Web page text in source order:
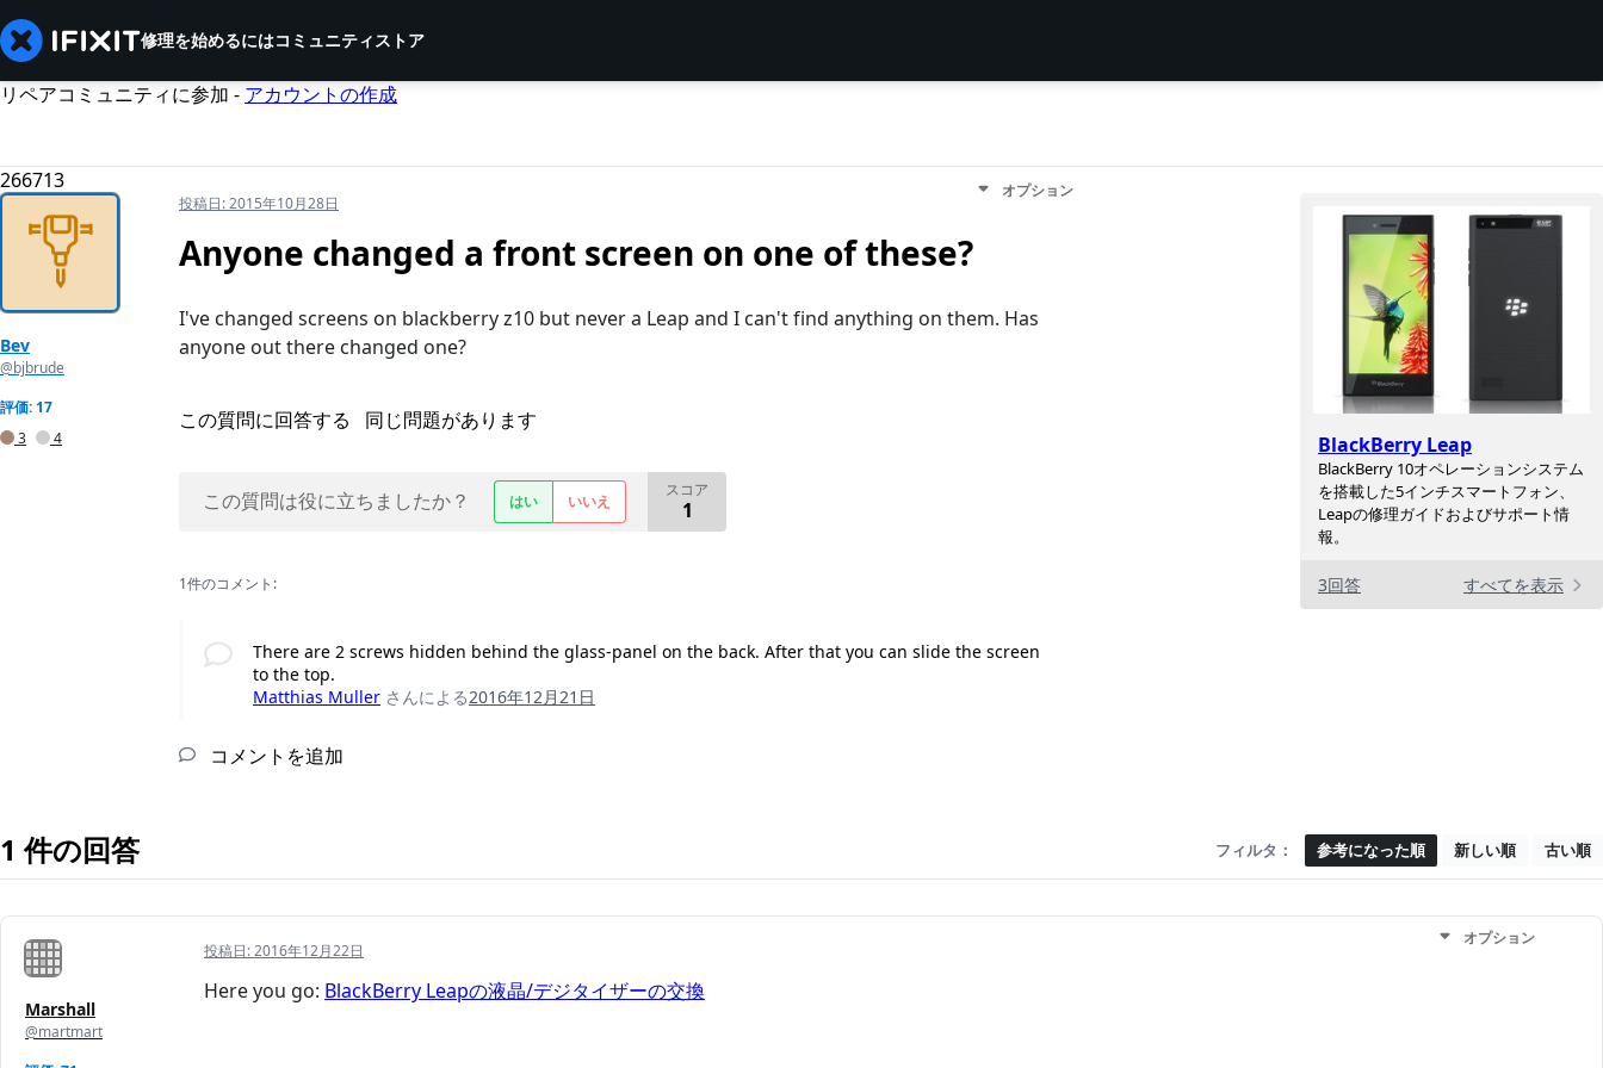
修理を始めるにはコミュニティストア
リペアコミュニティに参加 - アカウントの作成
266713
BlackBerry Leap
BlackBerry 10オペレーションシステム
を搭載した5インチスマートフォン、
Leapの修理ガイドおよびサポート情
報。
3回答 すべてを表示
Bev
@bjbrude
評価: 17
3
4
投稿日:2015年10月28日
オプション
Anyone changed a front screen on one of these?
I've changed screens on blackberry z10 but never a Leap and I can't find anything on them. Has
anyone out there changed one?
この質問に回答する 同じ問題があります
この質問は役に立ちましたか？ はい いいえ
スコア
1
1件のコメント:
There are 2 screws hidden behind the glass-panel on the back. After that you can slide the screen
to the top.
Matthias Muller さんによる2016年12月21日
コメントを追加
1 件の回答 フィルタ： 参考になった順 新しい順 古い順
Marshall
@martmart
投稿日:2016年12月22日
オプション
Here you go: BlackBerry Leapの液晶/デジタイザーの交換